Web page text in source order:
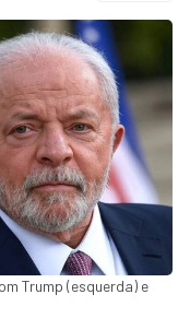
Trump (esquerda) e